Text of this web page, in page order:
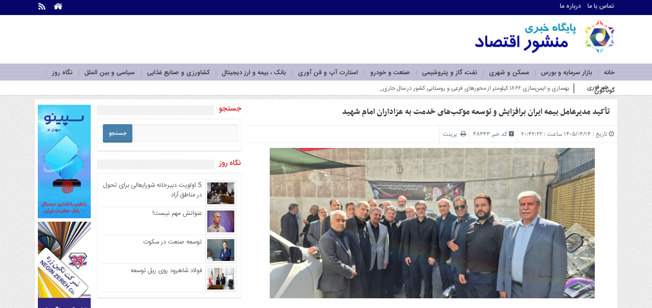
تماس با ما درباره ما
خانه بازار سرمایه و بورس مسکن و شهری نفت، گاز و پتروشیمی صنعت و خودرو استارت آپ و فن آوری بانک ، بیمه و ارز دیجیتال کشاورزی و صنایع غذایی سیاسی و بین الملل
نگاه روز
گوناگون
ما
درباره
سرویس
ها
خانه
بازار
سرمایه
و
بورس
مسکن
و
شهری
نفت،
گاز
و
پتروشیمی
صنعت
و
خودرو
استارت
آپ
خبر فوری آخرین سود ۲۷.۷ درصدی «اندوخته ت_
تأکید مدیرعامل بیمه ایران برافزایش و توسعه موکب‌های خدمت به عزاداران امام شهید
تاریخ : ۱۴۰۵/۰۴/۱۴ ساعت : ۲۰:۴۲:۲۲ کد خبر 48343 پرینت
جستجو
نگاه روز
5 اولویت دبیرخانه شورایعالی برای تحول
در مناطق آزاد
عنوانش مهم نیست!
توسعه صنعت در سکوت
فولاد شاهرود روی ریل توسعه